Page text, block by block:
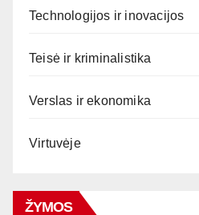
Technologijos ir inovacijos
Teisė ir kriminalistika
Verslas ir ekonomika
Virtuvėje
ŽYMOS